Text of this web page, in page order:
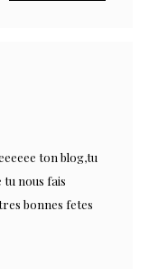
ton blog,tu
tu nous fais
bonnes fetes